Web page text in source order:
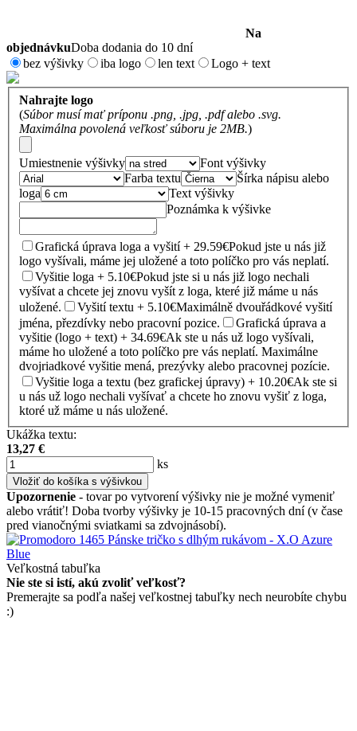
Na
objednávkuDoba dodania do 10 dní
bez výšivky
iba logo len text Logo + text
Nahrajte logo
(Súbor musí mať príponu .png, .jpg, .pdf alebo .svg.
Maximálna povolená veľkosť súboru je 2MB.)
Umiestnenie výšivky
Font výšivky
Farba textu
Šírka nápisu alebo
loga
Text výšivky
Poznámka k výšivke
Grafická úprava loga a vyšití + 29.59€Pokud jste u nás již
logo vyšívali, máme jej uložené a toto políčko pro vás neplatí.
Vyšitie loga + 5.10€Pokud jste si u nás již logo nechali
vyšívat a chcete jej znovu vyšít z loga, které již máme u nás
uložené.
Vyšití textu + 5.10€Maximálně dvouřádkové vyšití
jména, přezdívky nebo pracovní pozice.
Grafická úprava a
vyšitie (logo + text) + 34.69€Ak ste u nás už logo vyšívali,
máme ho uložené a toto políčko pre vás neplatí. Maximálne
dvojriadkové vyšitie mená, prezývky alebo pracovnej pozície.
Vyšitie loga a textu (bez grafickej úpravy) + 10.20€Ak ste si
u nás už logo nechali vyšívať a chcete ho znovu vyšiť z loga,
ktoré už máme u nás uložené.
Ukážka textu:
13,27 €
ks
Vložiť do košíka s výšivkou
Upozornenie - tovar po vytvorení výšivky nie je možné vymeniť
alebo vrátiť! Doba tvorby výšivky je 10-15 pracovných dní (v čase
pred vianočnými sviatkami sa zdvojnásobí).
Veľkostná tabuľka
Nie ste si istí, akú zvoliť veľkosť?
Premerajte sa podľa našej veľkostnej tabuľky nech neurobíte chybu
:)